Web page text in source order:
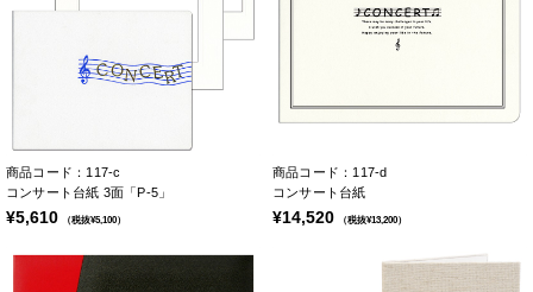
商品コード：117-c
コンサート台紙 3面「P-5」
¥5,610 （税抜¥5,100）
商品コード：117-d
コンサート台紙
¥14,520 （税抜¥13,200）